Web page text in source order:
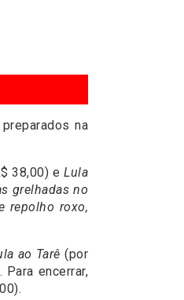
na
38,00) eLula
grelhadas no
repolho roxo,
ao Tarê (por
Para encerrar,